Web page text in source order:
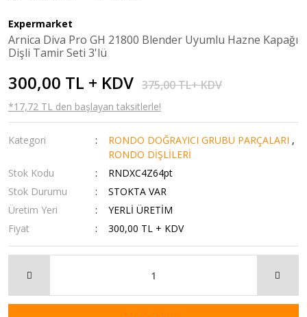
Expermarket
Arnica Diva Pro GH 21800 Blender Uyumlu Hazne Kapağı
Dişli Tamir Seti 3'lü
300,00 TL + KDV 375,00 TL+ KDV
*17,72 TL den başlayan taksitlerle!
Kategori RONDO DOĞRAYICI GRUBU PARÇALARI ,
RONDO DİŞLİLERİ
Stok Kodu
RNDXC4Z64pt
Stok Durumu
STOKTA VAR
Üretim Yeri
YERLİ ÜRETİM
Fiyat
300,00 TL + KDV